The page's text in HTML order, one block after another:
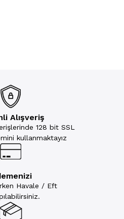
Alışveriş
128 bit SSL
kullanmaktayız
Havale / Eft